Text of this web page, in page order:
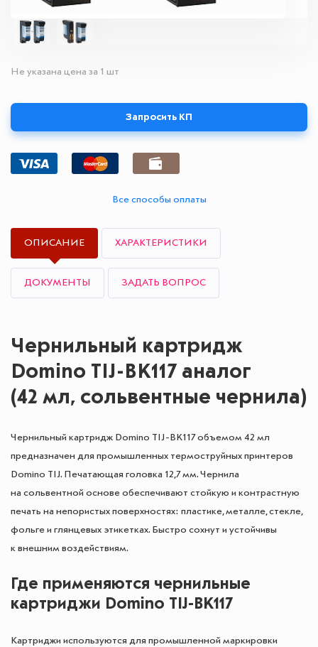
Не указана цена за 1 шт
Запросить КП
Все способы оплаты
ОПИСАНИЕ ХАРАКТЕРИСТИКИ
ДОКУМЕНТЫ ЗАДАТЬ ВОПРОС
Чернильный картридж
Domino TIJ-BK117 аналог
(42 мл, сольвентные чернила)
Чернильный картридж Domino TIJ-BK117 объемом 42 мл
предназначен для промышленных термоструйных принтеров
Domino TIJ. Печатающая головка 12,7 мм. Чернила
на сольвентной основе обеспечивают стойкую и контрастную
печать на непористых поверхностях: пластике, металле, стекле,
фольге и глянцевых этикетках. Быстро сохнут и устойчивы
к внешним воздействиям.
Где применяются чернильные
картриджи Domino TIJ-BK117
Картриджи используются для промышленной маркировки